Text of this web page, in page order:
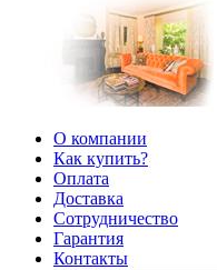
О компании
Как купить?
Оплата
Доставка
Сотрудничество
Гарантия
Контакты